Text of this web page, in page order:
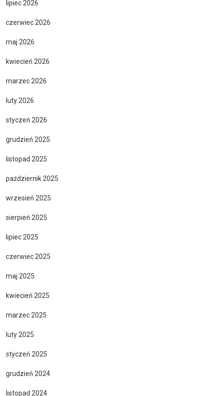
lipiec 2026
czerwiec 2026
maj 2026
kwiecień 2026
marzec 2026
luty 2026
styczeń 2026
grudzień 2025
listopad 2025
październik 2025
wrzesień 2025
sierpień 2025
lipiec 2025
czerwiec 2025
maj 2025
kwiecień 2025
marzec 2025
luty 2025
styczeń 2025
grudzień 2024
listopad 2024